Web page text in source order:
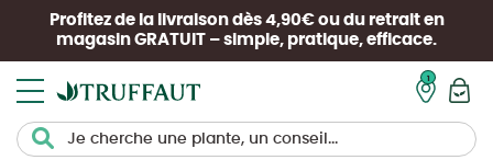
Profitez de la livraison dès 4,90€ ou du retrait en
magasin GRATUIT – simple, pratique, efficace.